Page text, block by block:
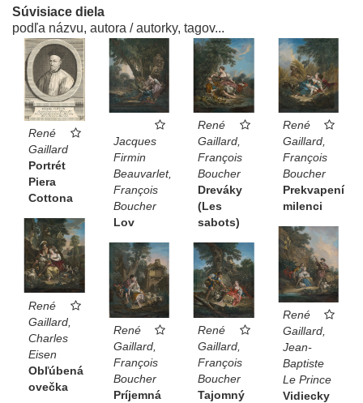
Súvisiace diela
podľa názvu, autora / autorky, tagov...
René
Gaillard
Portrét
Piera
Cottona
Jacques
Firmin
Beauvarlet,
François
Boucher
Lov
René
Gaillard,
François
Boucher
Dreváky
(Les
sabots)
René
Gaillard,
François
Boucher
Prekvapení
milenci
René
Gaillard,
Charles
Eisen
Obľúbená
ovečka
René
Gaillard,
Jean-
Baptiste
Le Prince
Vidiecky
René
Gaillard,
François
Boucher
Tajomný
René
Gaillard,
François
Boucher
Príjemná